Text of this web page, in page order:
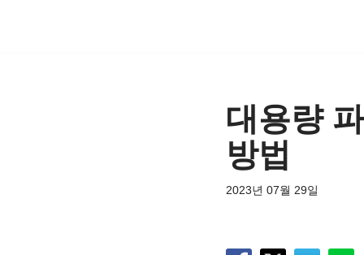
대용량
방법
2023년 07월 29일